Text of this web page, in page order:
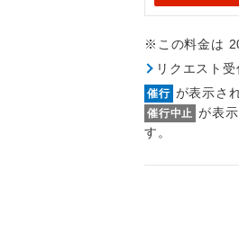
※この料金は
リクエスト受
催行 が表示さ
催行中止 が表
す。